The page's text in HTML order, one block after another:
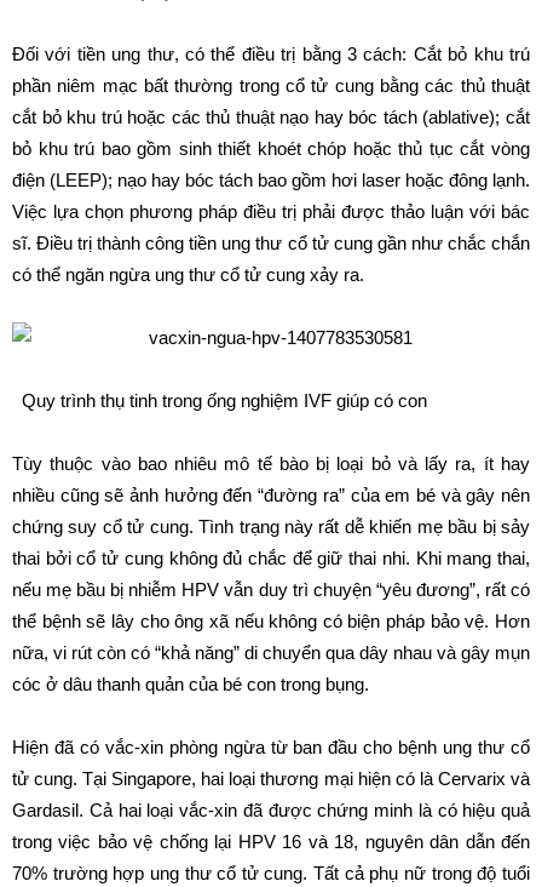
Đối với tiền ung thư, có thể điều trị bằng 3 cách: Cắt bỏ khu trú
phần niêm mạc bất thường trong cổ tử cung bằng các thủ thuật
cắt bỏ khu trú hoặc các thủ thuật nạo hay bóc tách (ablative); cắt
bỏ khu trú bao gồm sinh thiết khoét chóp hoặc thủ tục cắt vòng
điện (LEEP); nạo hay bóc tách bao gồm hơi laser hoặc đông lạnh.
Việc lựa chọn phương pháp điều trị phải được thảo luận với bác
sĩ. Điều trị thành công tiền ung thư cổ tử cung gần như chắc chắn
có thể ngăn ngừa ung thư cổ tử cung xảy ra.
Quy trình thụ tinh trong ống nghiệm IVF giúp có con
Tùy thuộc vào bao nhiêu mô tế bào bị loại bỏ và lấy ra, ít hay
nhiều cũng sẽ ảnh hưởng đến “đường ra” của em bé và gây nên
chứng suy cổ tử cung. Tình trạng này rất dễ khiến mẹ bầu bị sảy
thai bởi cổ tử cung không đủ chắc để giữ thai nhi. Khi mang thai,
nếu mẹ bầu bị nhiễm HPV vẫn duy trì chuyện “yêu đương”, rất có
thể bệnh sẽ lây cho ông xã nếu không có biện pháp bảo vệ. Hơn
nữa, vi rút còn có “khả năng” di chuyển qua dây nhau và gây mụn
cóc ở dâu thanh quản của bé con trong bụng.
Hiện đã có vắc-xin phòng ngừa từ ban đầu cho bệnh ung thư cổ
tử cung. Tại Singapore, hai loại thương mại hiện có là Cervarix và
Gardasil. Cả hai loại vắc-xin đã được chứng minh là có hiệu quả
trong việc bảo vệ chống lại HPV 16 và 18, nguyên dân dẫn đến
70% trường hợp ung thư cổ tử cung. Tất cả phụ nữ trong độ tuổi